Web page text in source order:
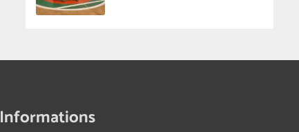
Informations